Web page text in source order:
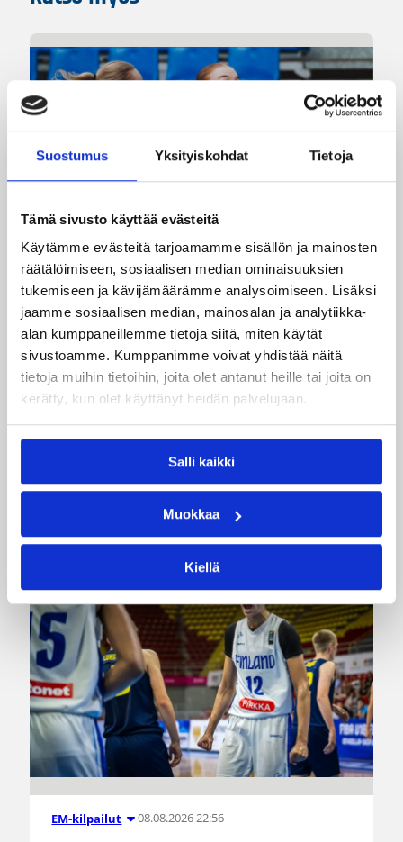
Suostumus Yksityiskohdat Tietoja
Tämä sivusto käyttää evästeitä
Käytämme evästeitä tarjoamamme sisällön ja mainosten
räätälöimiseen, sosiaalisen median ominaisuuksien
tukemiseen ja kävijämäärämme analysoimiseen. Lisäksi
jaamme sosiaalisen median, mainosalan ja analytiikka-
alan kumppaneillemme tietoja siitä, miten käytät
sivustoamme. Kumppanimme voivat yhdistää näitä
tietoja muihin tietoihin, joita olet antanut heille tai joita on
kerätty, kun olet käyttänyt heidän palvelujaan.
Salli kaikki
Muokkaa
Kiellä
08.08.2026 22:58
Suomea edustavat 3×3-
joukkueet aloittivat Nordic Cup
-urakkansa Kööpenhaminassa
Naisten joukkue nappasi avauspäivänä kaksi
voittoa neljästä ottelustaan, kun taas miesten
kamppailuissa, mutta jäi tällä kertaa ilman
voittoja.
EM-kilpailut 08.08.2026 22:56